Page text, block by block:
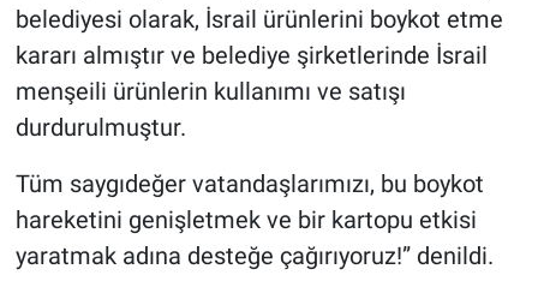
belediyesi olarak, İsrail ürünlerini boykot etme
kararı almıştır ve belediye şirketlerinde İsrail
menşeili ürünlerin kullanımı ve satışı
durdurulmuştur.
Tüm saygıdeğer vatandaşlarımızı, bu boykot
hareketini genişletmek ve bir kartopu etkisi
yaratmak adına desteğe çağırıyoruz!” denildi.